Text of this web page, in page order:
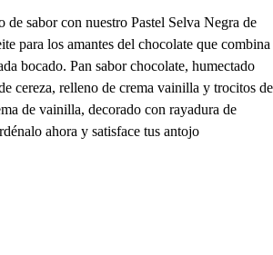
de sabor con nuestro Pastel Selva Negra de
para los amantes del chocolate que combina
bocado. Pan sabor chocolate, humectado
cereza, relleno de crema vainilla y trocitos de
de vainilla, decorado con rayadura de
ahora y satisface tus antojo